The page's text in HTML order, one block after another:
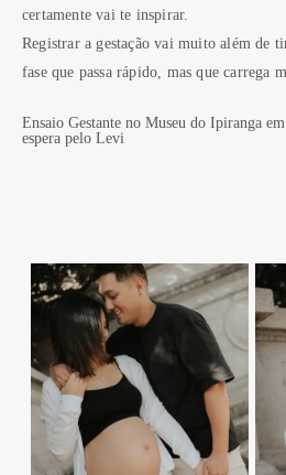
certamente vai te inspirar.
Registrar a gestação vai muito além de
fase que passa rápido, mas que carrega
Ensaio Gestante no Museu do Ipiranga
espera pelo Levi